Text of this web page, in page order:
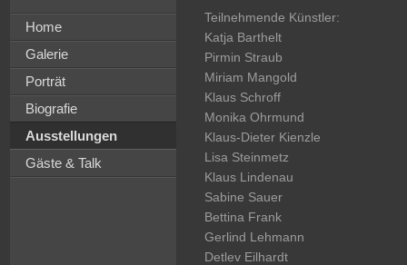
Home
Galerie
Porträt
Biografie
Ausstellungen
Gäste & Talk
Teilnehmende Künstler:
Katja Barthelt
Pirmin Straub
Miriam Mangold
Klaus Schroff
Monika Ohrmund
Klaus-Dieter Kienzle
Lisa Steinmetz
Klaus Lindenau
Sabine Sauer
Bettina Frank
Gerlind Lehmann
Detlev Eilhardt